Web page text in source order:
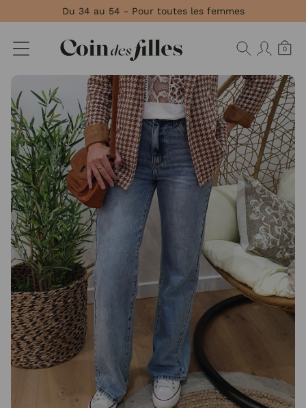
Du 34 au 54 - Pour toutes les femmes
0
Panneau de gestion des cookies